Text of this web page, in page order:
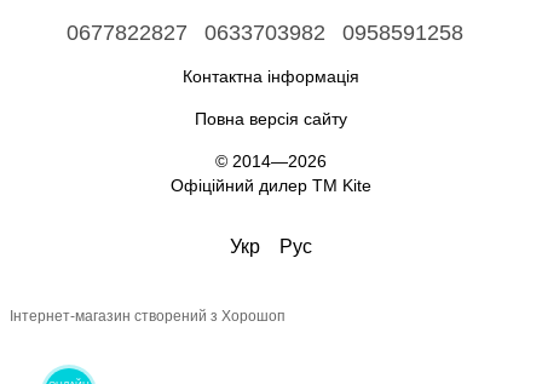
0677822827 0633703982 0958591258
Контактна інформація
Повна версія сайту
© 2014—2026
Офіційний дилер ТМ Kite
Укр Рус
Інтернет-магазин створений з Хорошоп